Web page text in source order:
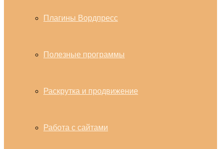
Плагины Вордпресс
Полезные программы
Раскрутка и продвижение
Работа с сайтами